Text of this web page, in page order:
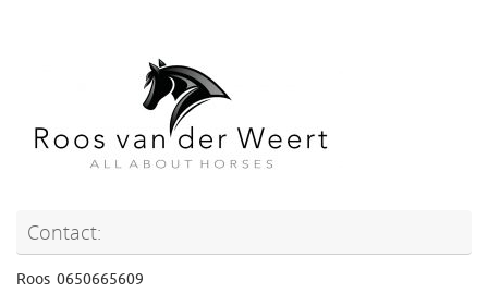
Contact:
Roos 0650665609